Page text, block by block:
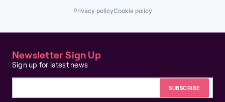
Privacy policyCookie policy
Newsletter Sign Up
Sign up for latest news